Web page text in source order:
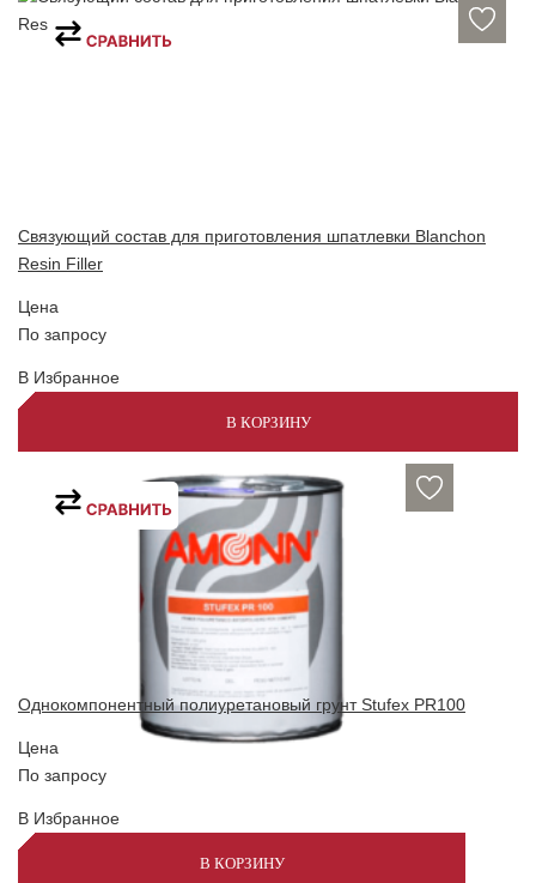
Связующий состав для приготовления шпатлевки Blanchon
Resin Filler
Цена
По запросу
В Избранное
В КОРЗИНУ
Однокомпонентный полиуретановый грунт Stufex PR100
Цена
По запросу
В Избранное
В КОРЗИНУ